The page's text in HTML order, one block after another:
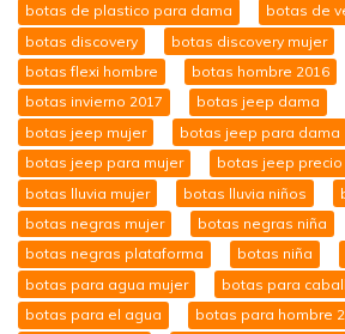
botas de plastico para dama
botas de
botas discovery
botas discovery mujer
botas flexi hombre
botas hombre 2016
botas invierno 2017
botas jeep dama
botas jeep mujer
botas jeep para dama
botas jeep para mujer
botas jeep precio
botas lluvia mujer
botas lluvia niños
botas negras mujer
botas negras niña
botas negras plataforma
botas niña
botas para agua mujer
botas para
botas para el agua
botas para hombre